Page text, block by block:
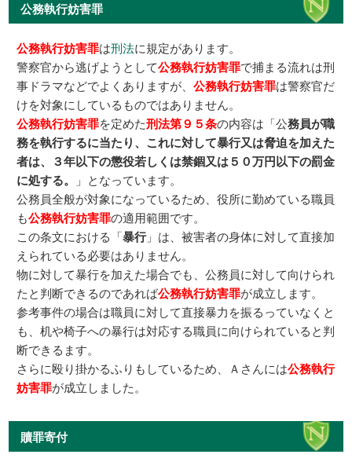
公務執行妨害罪
公務執行妨害罪は刑法に規定があります。
警察官から逃げようとして公務執行妨害罪で捕まる流れは刑
事ドラマなどでよくありますが、公務執行妨害罪は警察官だ
けを対象にしているものではありません。
公務執行妨害罪を定めた刑法第９５条の内容は「公務員が職
務を執行するに当たり、これに対して暴行又は脅迫を加えた
者は、３年以下の懲役若しくは禁錮又は５０万円以下の罰金
に処する。
」となっています。
公務員全般が対象になっているため、役所に勤めている職員
も公務執行妨害罪の適用範囲です。
この条文における「暴行」は、被害者の身体に対して直接加
えられている必要はありません。
物に対して暴行を加えた場合でも、公務員に対して向けられ
たと判断できるのであれば公務執行妨害罪が成立します。
参考事件の場合は職員に対して直接暴力を振るっていなくと
も、机や椅子への暴行は対応する職員に向けられていると判
断できるます。
さらに殴り掛かるふりもしているため、Ａさんには公務執行
妨害罪が成立しました。
贖罪寄付